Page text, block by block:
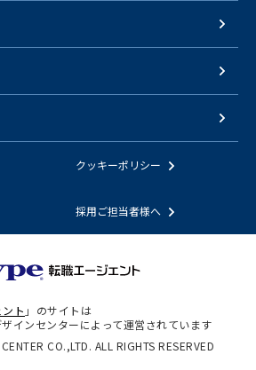
クッキーポリシー
採用ご担当者様へ
ト 」のサイトは
インセンターによって運営されています
CO.,LTD. ALL RIGHTS RESERVED